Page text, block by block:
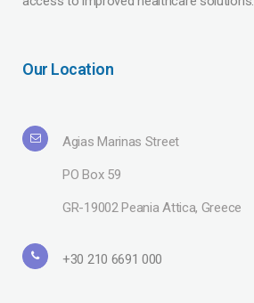
Our Location
Agias Marinas Street
PO Box 59
GR-19002 Peania Attica, Greece
+30 210 6691 000